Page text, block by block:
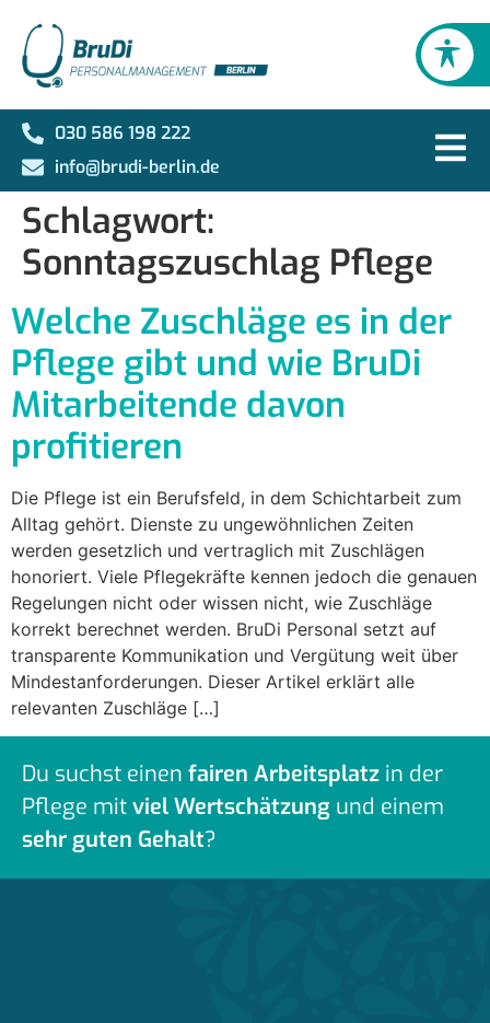
030 586 198 222
info@brudi-berlin.de
Schlagwort:
Sonntagszuschlag Pflege
Welche Zuschläge es in der
Pflege gibt und wie BruDi
Mitarbeitende davon
profitieren
Die Pflege ist ein Berufsfeld, in dem Schichtarbeit zum
Alltag gehört. Dienste zu ungewöhnlichen Zeiten
werden gesetzlich und vertraglich mit Zuschlägen
honoriert. Viele Pflegekräfte kennen jedoch die genauen
Regelungen nicht oder wissen nicht, wie Zuschläge
korrekt berechnet werden. BruDi Personal setzt auf
transparente Kommunikation und Vergütung weit über
Mindestanforderungen. Dieser Artikel erklärt alle
relevanten Zuschläge […]
Du suchst einen fairen Arbeitsplatz in der
Pflege mitviel Wertschätzung und einem
sehr guten Gehalt?